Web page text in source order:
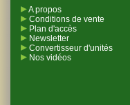
A propos
Conditions de vente
Plan d'accès
Newsletter
Convertisseur d'unités
Nos vidéos